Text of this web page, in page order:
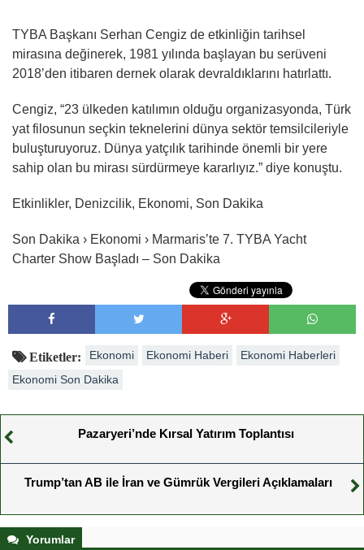
TYBA Başkanı Serhan Cengiz de etkinliğin tarihsel
mirasına değinerek, 1981 yılında başlayan bu serüveni
2018’den itibaren dernek olarak devraldıklarını hatırlattı.
Cengiz, “23 ülkeden katılımın olduğu organizasyonda, Türk
yat filosunun seçkin teknelerini dünya sektör temsilcileriyle
buluşturuyoruz. Dünya yatçılık tarihinde önemli bir yere
sahip olan bu mirası sürdürmeye kararlıyız.” diye konuştu.
Etkinlikler, Denizcilik, Ekonomi, Son Dakika
Son Dakika › Ekonomi › Marmaris’te 7. TYBA Yacht
Charter Show Başladı – Son Dakika
Etiketler: Ekonomi Ekonomi Haberi
Ekonomi Haberleri
Ekonomi Son Dakika
Pazaryeri’nde Kırsal Yatırım Toplantısı
Trump’tan AB ile İran ve Gümrük Vergileri Açıklamaları
Yorumlar